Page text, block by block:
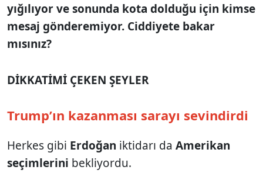
yığılıyor ve sonunda kota dolduğu için kimse
mesaj gönderemiyor. Ciddiyete bakar
mısınız?
DİKKATİMİ ÇEKEN ŞEYLER
Trump’ın kazanması sarayı sevindirdi
Herkes gibi Erdoğan iktidarı da Amerikan
seçimlerini bekliyordu.